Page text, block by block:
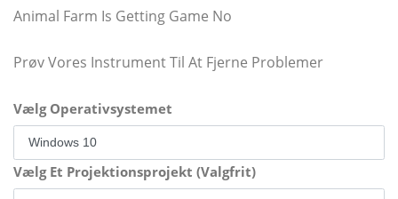
Animal Farm Is Getting Game No
Prøv Vores Instrument Til At Fjerne Problemer
Vælg Operativsystemet
Vælg Et Projektionsprojekt (Valgfrit)